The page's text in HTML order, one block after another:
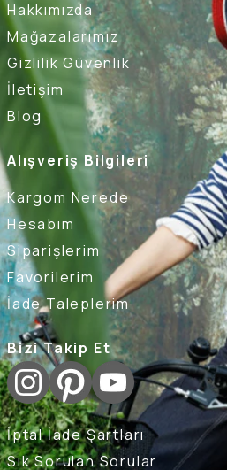
Hakkımızda
Mağazalarımız
Gizlilik Güvenlik
İletişim
Blog
Alışveriş Bilgileri
Kargom Nerede
Hesabım
Siparişlerim
Favorilerim
İade Taleplerim
Bizi Takip Et
İptal İade Şartları
Sık Sorulan Sorular